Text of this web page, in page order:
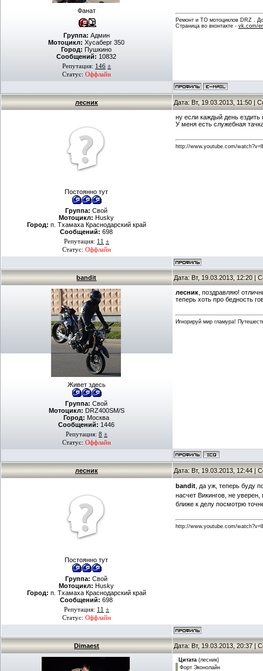
Фанат
Группа: Админ
Мотоцикл: Хусаберг 350
Город: Пушкино
Сообщений: 10832
Репутация: 146 ±
Статус: Оффлайн
Ремонт и ТО мотоциклов DRZ .
Страница во вконтакте - vk.com/
лесник Дата: Вт, 19.03.2013, 11:50 |
Постоянно тут
Группа: Свой
Мотоцикл: Husky
Город: п. Тхамаха Краснодарский край
Сообщений: 698
Репутация: 11 ±
Статус: Оффлайн
ну если каждый день ездить
У меня есть служебная
http://www.youtube.com/
bandit Дата: Вт, 19.03.2013, 12:20 |
Живет здесь
Группа: Свой
Мотоцикл: DRZ400SM/S
Город: Москва
Сообщений: 1446
Репутация: 8 ±
Статус: Оффлайн
лесник , поздравляю!
теперь хоть про бедность
Игнорируй мир гламура!
лесник Дата: Вт, 19.03.2013, 12:44 |
Постоянно тут
Группа: Свой
Мотоцикл: Husky
Город: п. Тхамаха Краснодарский край
Сообщений: 698
Репутация: 11 ±
Статус: Оффлайн
bandit , да уж, теперь буду
насчет Викингов, не
ближе к делу посмотрю
http://www.youtube.com/
Dimaest Дата: Вт, 19.03.2013, 20:37 |
Цитата (лесник)
Форт Эконолайн